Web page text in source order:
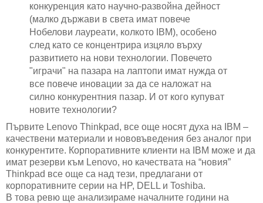
конкуренция като научно-развойна дейност
(малко държави в света имат повече
Нобелови лауреати, колкото IBM), особено
след като се концентрира изцяло върху
развитието на нови технологии. Повечето
"играчи" на пазара на лаптопи имат нужда от
все повече иновации за да се наложат на
силно конкурентния пазар. И от кого купуват
новите технологии?
Първите Lenovo Thinkpad, все още носят духа на IBM –
качествени материали и нововъведения без аналог при
конкурентите. Корпоративните клиенти на IBM може и да
имат резерви към Lenovo, но качествата на “новия”
Thinkpad все още са над тези, предлагани от
корпоративните серии на HP, DELL и Toshiba.
В това ревю ще анализираме началните години на